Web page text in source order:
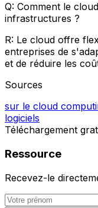
Q: Comment le
infrastructures ?
R: Le cloud offre
entreprises de
et de réduire les
Sources
sur le cloud
logiciels
Téléchargement
Ressource
Recevez-le